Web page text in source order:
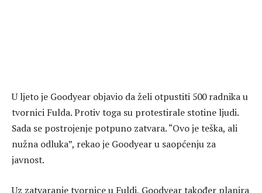
U ljeto je Goodyear objavio da želi otpustiti 500 radnika u
tvornici Fulda. Protiv toga su protestirale stotine ljudi.
Sada se postrojenje potpuno zatvara. “Ovo je teška, ali
nužna odluka”, rekao je Goodyear u saopćenju za
javnost.
Uz zatvaranje tvornice u Fuldi, Goodyear također planira